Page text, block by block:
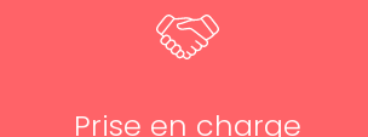
Prise en charge